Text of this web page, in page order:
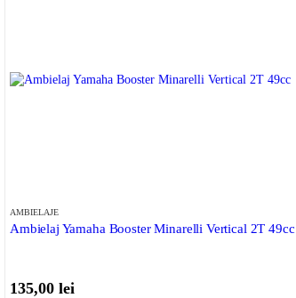
AMBIELAJE
Ambielaj Yamaha Booster Minarelli Vertical 2T 49cc
135,00 lei